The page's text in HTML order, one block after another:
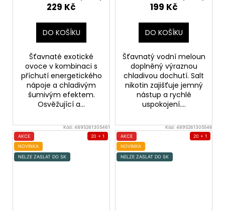
229 Kč
DO KOŠÍKU
Šťavnaté exotické
ovoce v kombinaci s
příchutí energetického
nápoje a chladivým
šumivým efektem.
Osvěžující a...
meloun
199 Kč
DO KOŠÍKU
Šťavnatý vodní meloun
doplněný výraznou
chladivou dochutí. Salt
nikotin zajišťuje jemný
nástup a rychlé
uspokojení....
Kód:4895261305461
AKCE
NOVINKA
NELZE ZASLAT DO SK
20 + 1
Kód:4895261305546
AKCE
NOVINKA
NELZE ZASLAT DO SK
20 + 1